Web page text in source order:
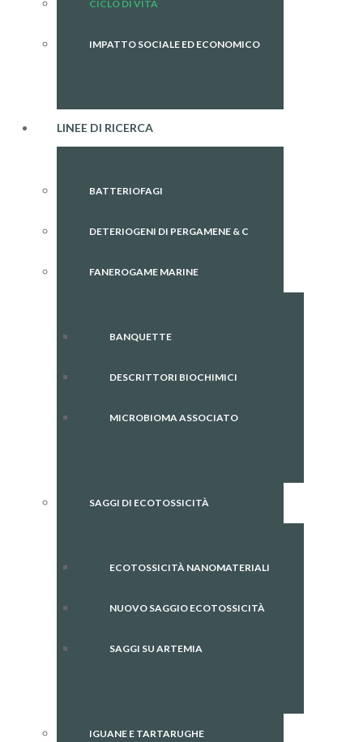
CICLO DI VITA
IMPATTO SOCIALE ED ECONOMICO
LINEE DI RICERCA
BATTERIOFAGI
DETERIOGENI DI PERGAMENE & C
FANEROGAME MARINE
BANQUETTE
DESCRITTORI BIOCHIMICI
MICROBIOMA ASSOCIATO
SAGGI DI ECOTOSSICITÀ
ECOTOSSICITÀ NANOMATERIALI
NUOVO SAGGIO ECOTOSSICITÀ
SAGGI SU ARTEMIA
IGUANE E TARTARUGHE